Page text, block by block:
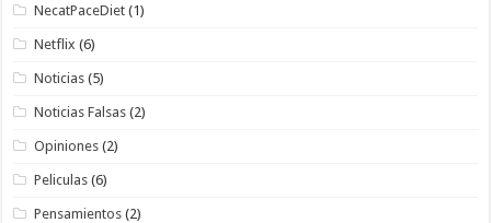
NecatPaceDiet (1)
Netflix (6)
Noticias (5)
Noticias Falsas (2)
Opiniones (2)
Peliculas (6)
Pensamientos (2)